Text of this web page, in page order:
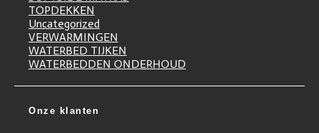
TOPDEKKEN
Uncategorized
VERWARMINGEN
WATERBED TIJKEN
WATERBEDDEN ONDERHOUD
Onze klanten